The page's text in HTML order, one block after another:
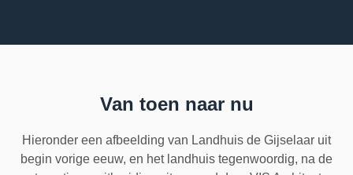
Van toen naar nu
Hieronder een afbeelding van Landhuis de Gijselaar uit
begin vorige eeuw, en het landhuis tegenwoordig, na de